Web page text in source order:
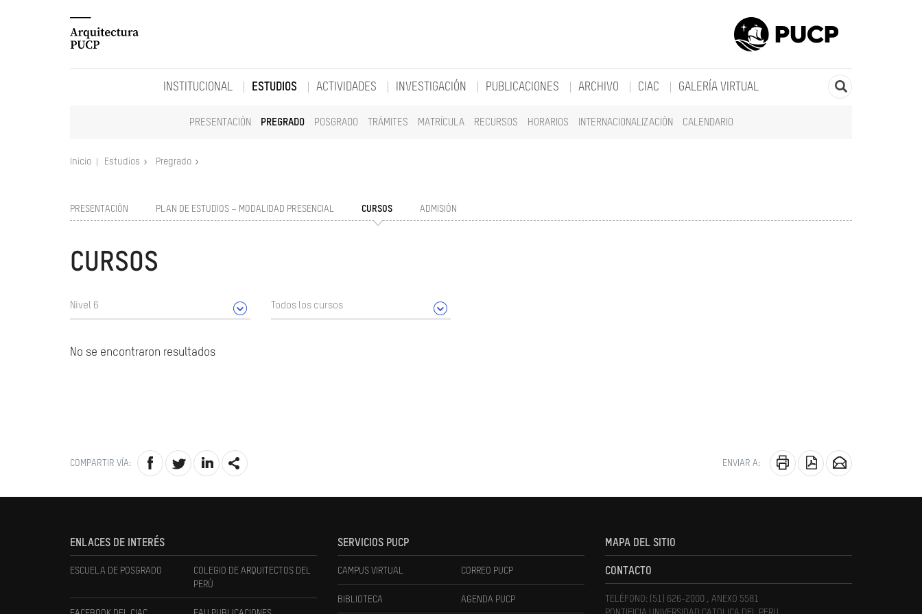
INSTITUCIONAL ESTUDIOS
PRESENTACIÓN PREGRADO POSGRADO TRÁMITES MATRÍCULA RECURSOS HORARIOS INTERNACIONALIZACIÓN CALENDARIO
ACTIVIDADES INVESTIGACIÓN PUBLICACIONES ARCHIVO CIAC GALERÍA VIRTUAL
Inicio Estudios Pregrado
PRESENTACIÓN PLAN DE ESTUDIOS – MODALIDAD PRESENCIAL CURSOS ADMISIÓN
CURSOS
Nivel 6 Todos los cursos
No se encontraron resultados
COMPARTIR VÍA: ENVIAR A:
ENLACES DE INTERÉS
ESCUELA DE POSGRADO
COLEGIO DE ARQUITECTOS DEL
PERÚ
SERVICIOS PUCP
CAMPUS VIRTUAL CORREO PUCP
BIBLIOTECA AGENDA PUCP
MAPA DEL SITIO
CONTACTO
TELÉFONO: (51) 626-2000 , ANEXO 5581